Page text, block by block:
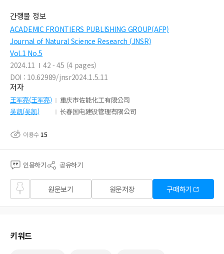
간행물 정보
ACADEMIC FRONTIERS PUBLISHING GROUP(AFP)
Journal of Natural Science Research (JNSR)
Vol.1 No.5
2024.11
42 - 45 (4 pages)
DOI : 10.62989/jnsr2024.1.5.11
저자
王军亮(王军亮)
重庆市佐能化工有限公司
吴凯(吴凯)
长春国电建设管理有限公司
이용수 15
인용하기 공유하기
즐겨
찾기
원문보기 원문저장 구매하기
키워드